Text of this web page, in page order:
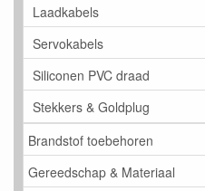
Laadkabels
Servokabels
Siliconen PVC draad
Stekkers & Goldplug
Brandstof toebehoren
Gereedschap & Materiaal